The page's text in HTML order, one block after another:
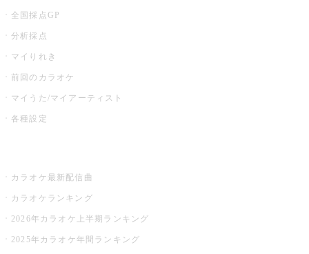
全国採点GP
分析採点
マイりれき
前回のカラオケ
マイうた/マイアーティスト
各種設定
カラオケ最新配信曲
カラオケランキング
2026年カラオケ上半期ランキング
2025年カラオケ年間ランキング